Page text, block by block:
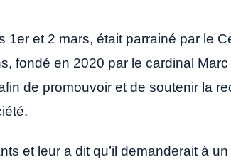
1er et 2 mars, était parrainé par le
fondé en 2020 par le cardinal
de promouvoir et de soutenir la
et leur a dit qu’il demanderait à